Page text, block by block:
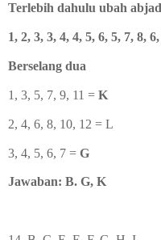
Terlebih dahulu ubah
1, 2, 3, 3, 4, 4, 5, 6, 5, 7, 8,
Berselang dua
1, 3, 5, 7, 9, 11 = K
2, 4, 6, 8, 10, 12 = L
3, 4, 5, 6, 7 = G
Jawaban: B. G, K